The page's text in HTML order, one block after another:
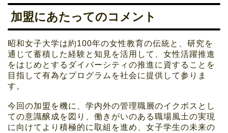
加盟にあたってのコメント
昭和女子大学は約100年の女性教育の伝統と、研究を
通じて蓄積した経験と知見を活用して、女性活躍推進
をはじめとするダイバーシティの推進に資することを
目指して有為なプログラムを社会に提供して参りま
す。
今回の加盟を機に、学内外の管理職層のイクボスとし
ての意識醸成を図り、働きがいのある職場風土の実現
に向けてより積極的に取組を進め、女子学生の未来の